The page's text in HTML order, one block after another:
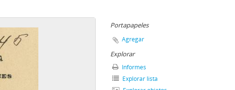
Portapapeles
Agregar
Explorar
Informes
Explorar lista